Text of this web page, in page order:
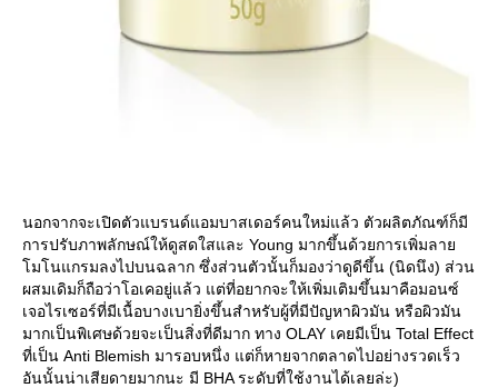
นอกจากจะเปิดตัวแบรนด์แอมบาสเดอร์คนใหม่แล้ว ตัวผลิตภัณฑ์ก็มี
การปรับภาพลักษณ์ให้ดูสดใสและ Young มากขึ้นด้วยการเพิ่มลา
มโนแกรมลงไปบนฉลาก ซึ่งส่วนตัวนั้นก็มองว่าดูดีขึ้น (นิดนึง) ส่วน
ผสมเดิมก็ถือว่าโอเคอยู่แล้ว แต่ที่อยากจะให้เพิ่มเติมขึ้นมาคือมอนซ์
เจอไรเซอร์ที่มีเนื้อบางเบายิ่งขึ้นสำหรับผู้ที่มีปัญหาผิวมัน หรือผิวมัน
มากเป็นพิเศษด้วยจะเป็นสิ่งที่ดีมาก ทาง OLAY เคยมีเป็น Total Effect
ที่เป็น Anti Blemish มารอบหนึ่ง แต่ก็หายจากตลาดไปอย่างรวดเร็ว
อันนั้นน่าเสียดายมากนะ มี BHA ระดับที่ใช้งานได้เลยล่ะ)